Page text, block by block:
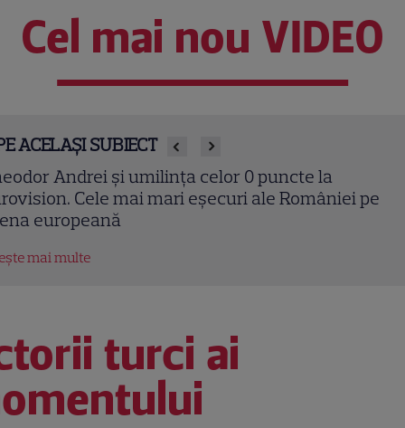
Cel mai nou VIDEO
ACELAȘI SUBIECT
este vocea masculină care apare în noua piesă
Detaliul neștiut din spatele hitului „Analog”
turci ai